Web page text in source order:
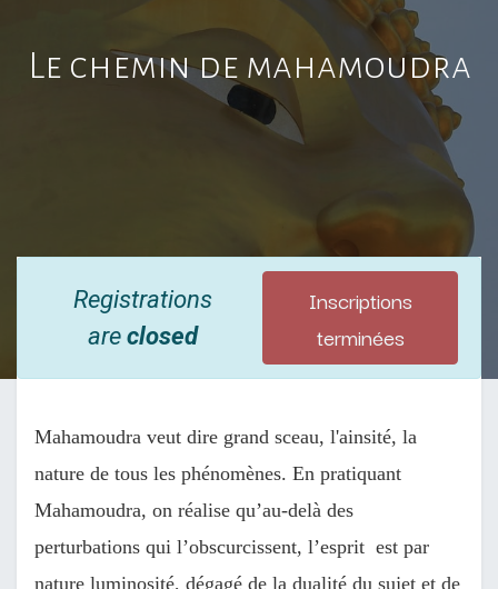
Le chemin de mahamoudra
Registrations
areclosed
Inscriptions
terminées
Mahamoudra veut dire grand sceau, l'ainsité, la
nature de tous les phénomènes. En pratiquant
Mahamoudra, on réalise qu’au-delà des
perturbations qui l’obscurcissent, l’esprit est par
nature luminosité, dégagé de la dualité du sujet et de